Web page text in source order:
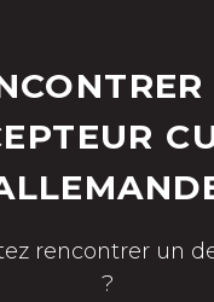
rencontrer un
?